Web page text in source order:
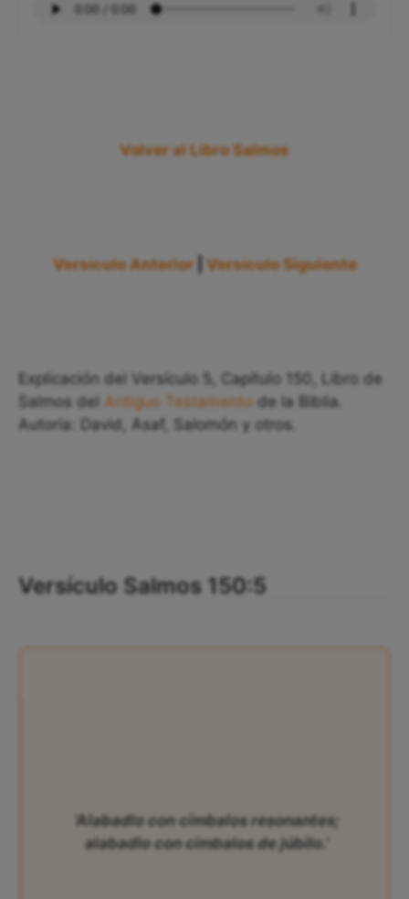
Volver al Libro Salmos
Versículo Anterior Versículo Siguiente
Explicación del Versículo 5, Capítulo 150, Libro de
Salmos del Antiguo Testamento de la Biblia.
Autoría: David, Asaf, Salomón y otros.
Versículo Salmos 150:5
‘Alabadlo con címbalos resonantes;
alabadlo con címbalos de júbilo.’